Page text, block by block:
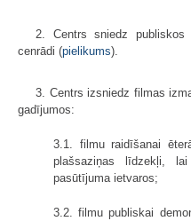
2. Centrs sniedz publiskos
cenrādi (pielikums).
3. Centrs izsniedz filmas
gadījumos:
3.1. filmu raidīšanai
plašsaziņas līdzekļi,
pasūtījuma ietvaros;
3.2. filmu publiskai